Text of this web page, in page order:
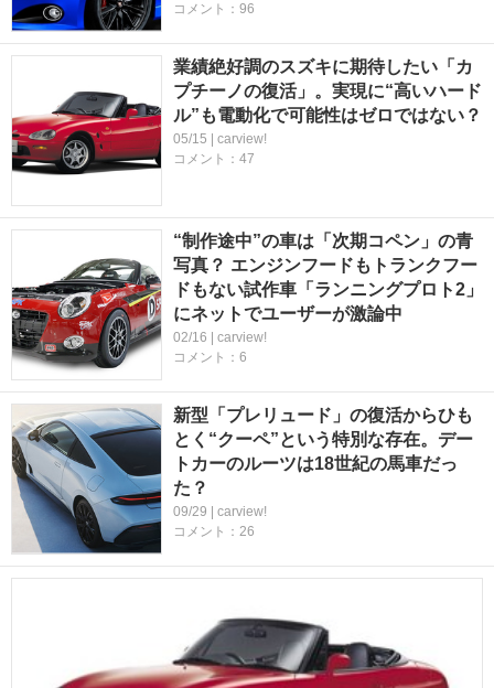
コメント：96
業績絶好調のスズキに期待したい「カ
プチーノの復活」。実現に“高いハード
ル”も電動化で可能性はゼロではない？
05/15 | carview!
コメント：47
“制作途中”の車は「次期コペン」の青
写真？ エンジンフードもトランクフー
ドもない試作車「ランニングプロト2」
にネットでユーザーが激論中
02/16 | carview!
コメント：6
新型「プレリュード」の復活からひも
とく“クーペ”という特別な存在。デー
トカーのルーツは18世紀の馬車だっ
た？
09/29 | carview!
コメント：26